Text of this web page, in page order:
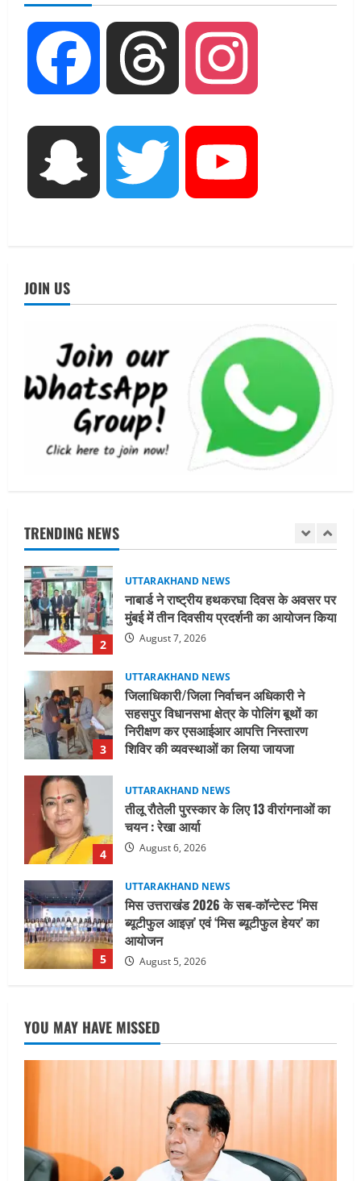
Facebook Threads
Snapchat Twitter
JOIN US
TRENDING NEWS
August 7, 2026
UTTARAKHAND NEWS
जिलाधिकारी/जिला निर्वाचन अधिकारी ने
सहसपुर विधानसभा क्षेत्र के पोलिंग बूथों का
August 6, 2026
UTTARAKHAND NEWS
तीलू रौतेली पुरस्कार के लिए 13 वीरांगनाओं का
चयन : रेखा आर्या
आयोजन
1
UTTARAKHAND NEWS
धामी कैबिनेट ने लिए कई महत्वपूर्ण निर्णय, अब
सामान्य वर्ग के पशुपालकों को भी गाय एवं भैंस
खरीद पर मिलेगा अनुदान, मजदूरी संहिता
नियमावली-2026 को मिली मंजूरी
August 7, 2026
2
3
जिलाधिकारी/जिला निर्वाचन अधिकारी ने
सहसपुर विधानसभा क्षेत्र के पोलिंग बूथों का
निरीक्षण कर एसआईआर आपत्ति निस्तारण
शिविर की व्यवस्थाओं का लिया जायजा
4
UTTARAKHAND NEWS
तीलू रौतेली पुरस्कार के लिए 13 वीरांगनाओं का
चयन : रेखा आर्या
August 6, 2026
5
मिस उत्तराखंड 2026 के सब-कॉन्टेस्ट ‘मिस
ब्यूटीफुल आइज़’ एवं ‘मिस ब्यूटीफुल हेयर’ का
आयोजन
August 5, 2026
1
UTTARAKHAND NEWS
धामी कैबिनेट ने लिए कई महत्वपूर्ण निर्णय, अब
सामान्य वर्ग के पशुपालकों को भी गाय एवं भैंस
खरीद पर मिलेगा अनुदान, मजदूरी संहिता
नियमावली-2026 को मिली मंजूरी
2
नाबार्ड ने राष्ट्रीय हथकरघा दिवस के अवसर पर
मुंबई में तीन दिवसीय प्रदर्शनी का आयोजन किया
August 7, 2026
3
UTTARAKHAND NEWS
जिलाधिकारी/जिला निर्वाचन अधिकारी ने
सहसपुर विधानसभा क्षेत्र के पोलिंग बूथों का
निरीक्षण कर एसआईआर आपत्ति निस्तारण
शिविर की व्यवस्थाओं का लिया जायजा
YOU MAY HAVE MISSED